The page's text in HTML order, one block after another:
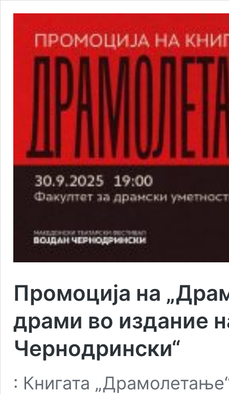
Промоција на
драми во издание
Чернодрински“
: Книгата